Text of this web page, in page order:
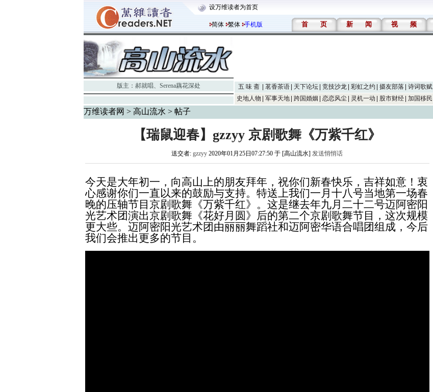
设万维读者为首页
简体 繁体 手机版 首 页 新 闻 视 频
版主： 郝就唱、 Serena藕花深处 五 味 斋 茗香茶语 天下论坛 竞技沙龙 彩虹之约 摄友部落 诗词歌赋
史地人物
军事天地 跨国婚姻 恋恋风尘 灵机一动 股市财经 加国移民
万维读者网 > 高山流水 > 帖子
【瑞鼠迎春】gzzyy 京剧歌舞《万紫千红》
送交者: gzzyy 2020年01月25日07:27:50 于 [高山流水] 发送悄悄话
今天是大年初一，向高山上的朋友拜年，祝你们新春快乐，吉祥如意！衷
心感谢你们一直以来的鼓励与支持。特送上我们一月十八号当地第一场春
晚的压轴节目京剧歌舞《万紫千红》。这是继去年九月二十二号迈阿密阳
光艺术团演出京剧歌舞《花好月圆》后的第二个京剧歌舞节目，这次规模
更大些。迈阿密阳光艺术团由丽丽舞蹈社和迈阿密华语合唱团组成，今后
我们会推出更多的节目。